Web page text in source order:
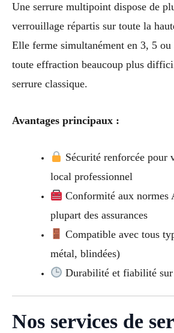
Une serrure multipoint dispose de
verrouillage répartis sur toute la
Elle ferme simultanément en 3, 5
toute effraction beaucoup plus
serrure classique.
Avantages principaux :
Sécurité renforcée pour
local professionnel
Conformité aux normes
plupart des assurances
Compatible avec tous
métal, blindées)
Durabilité et fiabilité
Nos services de